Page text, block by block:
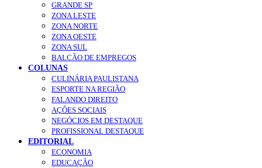
GRANDE SP
ZONA LESTE
ZONA NORTE
ZONA OESTE
ZONA SUL
BALCÃO DE EMPREGOS
COLUNAS
CULINÁRIA PAULISTANA
ESPORTE NA REGIÃO
FALANDO DIREITO
AÇÕES SOCIAIS
NEGÓCIOS EM DESTAQUE
PROFISSIONAL DESTAQUE
EDITORIAL
ECONOMIA
EDUCAÇÃO